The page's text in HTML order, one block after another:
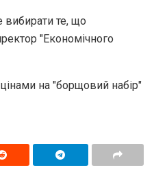
вибирати те, що
"Економічного
на "борщовий набір"